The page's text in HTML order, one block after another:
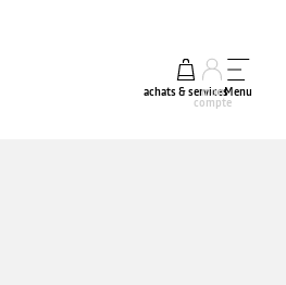
achats & services
mon
compte
Menu